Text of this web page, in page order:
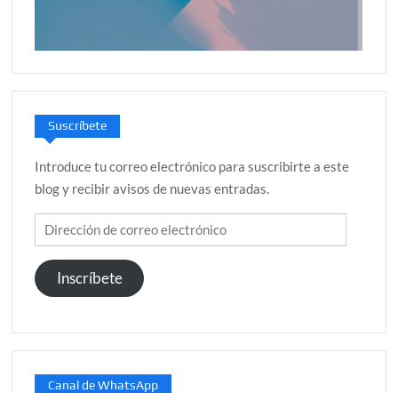
Suscríbete
Introduce tu correo electrónico para suscribirte a este
blog y recibir avisos de nuevas entradas.
Dirección
de
correo
electrónico
Inscríbete
Canal de WhatsApp